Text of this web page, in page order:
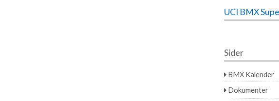
o
r:
UCI BMX
Sider
BMX Kalender
Dokumenter